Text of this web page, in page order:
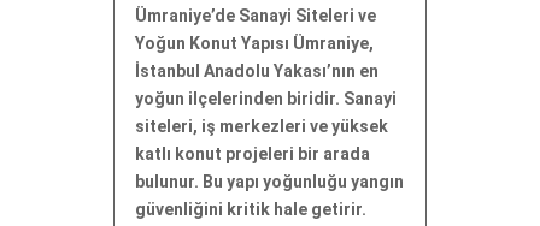
Ümraniye’de Sanayi Siteleri ve
Yoğun Konut Yapısı Ümraniye,
İstanbul Anadolu Yakası’nın en
yoğun ilçelerinden biridir. Sanayi
siteleri, iş merkezleri ve yüksek
katlı konut projeleri bir arada
bulunur. Bu yapı yoğunluğu yangın
güvenliğini kritik hale getirir.